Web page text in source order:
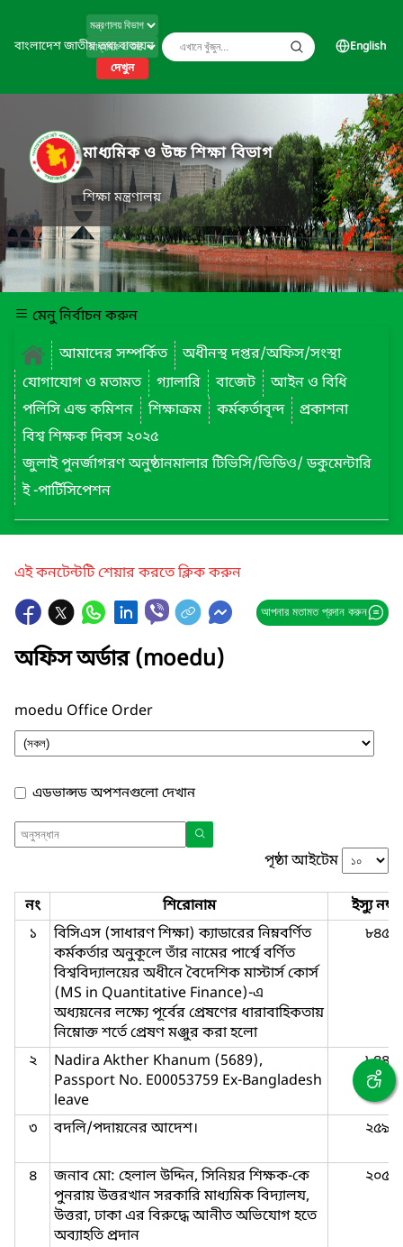
বাংলাদেশ জাতীয় তথ্য বাতায়ন
দেখুন
English
মাধ্যমিক ও উচ্চ শিক্ষা বিভাগ
শিক্ষা মন্ত্রণালয়
মেনু নির্বাচন করুন
আমাদের সম্পর্কিত
অধীনস্থ দপ্তর/অফিস/সংস্থা
যোগাযোগ ও মতামত
গ্যালারি বাজেট
আইন ও বিধি
পলিসি এন্ড কমিশন
শিক্ষাক্রম কর্মকর্তাবৃন্দ
প্রকাশনা
বিশ্ব শিক্ষক দিবস ২০২৫
জুলাই পুনর্জাগরণ অনুষ্ঠানমালার টিভিসি/ভিডিও/ ডকুমেন্টারি
ই -পার্টিসিপেশন
এই কনটেন্টটি শেয়ার করতে ক্লিক করুন
আপনার মতামত প্রদান করুন
অফিস অর্ডার (moedu)
moedu Office Order
এডভান্সড অপশনগুলো দেখান
পৃষ্ঠা আইটেম
নং শিরোনাম
ইস্যু নম্বর
১
বিসিএস (সাধারণ শিক্ষা) ক্যাডারের নিম্নবর্ণিত
কর্মকর্তার অনুকূলে তাঁর নামের পার্শ্বে বর্ণিত
বিশ্ববিদ্যালয়ের অধীনে বৈদেশিক মাস্টার্স কোর্স
(MS in Quantitative Finance)-এ
অধ্যয়নের লক্ষ্যে পূর্বের প্রেষণের ধারাবাহিকতায়
নিম্নোক্ত শর্তে প্রেষণ মঞ্জুর করা হলো
৮৪৫
২
Nadira Akther Khanum (5689),
Passport No. E00053759 Ex-Bangladesh
leave
৮৪৪
৩ বদলি/পদায়নের আদেশ। ২৫৯
৪
জনাব মো: হেলাল উদ্দিন, সিনিয়র শিক্ষক-কে
পুনরায় উত্তরখান সরকারি মাধ্যমিক বিদ্যালয,
উত্তরা, ঢাকা এর বিরুদ্ধে আনীত অভিযোগ হতে
অব্যাহতি প্রদান
২০৫